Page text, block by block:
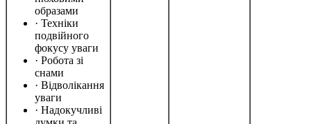
образами
· Техніки
подвійного
фокусу уваги
· Робота зі
снами
· Відволікання
уваги
· Надокучливі